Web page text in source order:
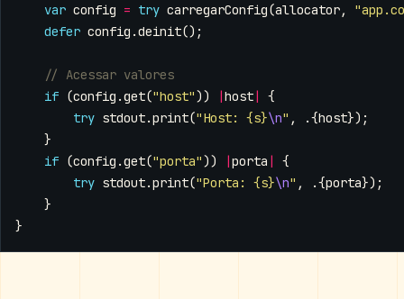
var config = try carregarConfig(allocator,
defer config .deinit();
if (config .get("host")) |host|
{
try stdout.print("Host: {s}\n" , .{host});
}
if (config .get("porta")) |porta |
{
try stdout.print("Porta: {s}\n" , .{porta});
}
}